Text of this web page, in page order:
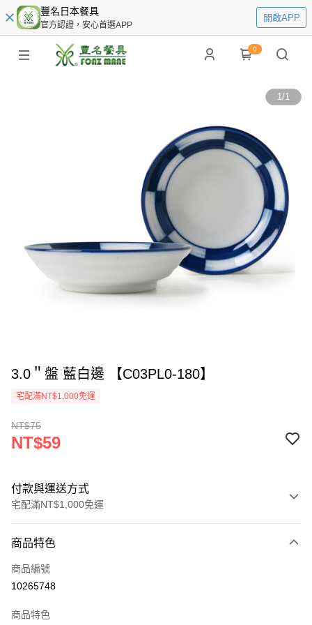
豐名日本餐具
官方認證，安心首選APP
開啟APP
0
1/1
3.0＂盤 藍白邊 【C03PL0-180】
宅配滿NT$1,000免運
NT$75
NT$59
付款與運送方式
宅配滿NT$1,000免運
信用卡一次付款
LINE Pay
商品特色
商品編號
10265748
商品特色